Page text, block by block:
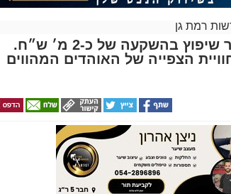
רמת גן
האולם בזיסמן עובר שיפוץ בהשקעה של כ-2 מ׳ ש״ח.
הצפייה של האוהדים המהווים